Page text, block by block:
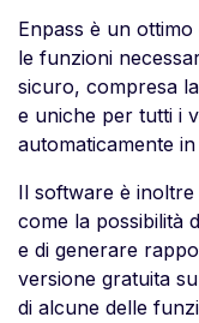
Enpass è un
le funzioni
sicuro, compresa
e uniche per tutti i
automaticamente
Il software è
come la possibilità
e di generare
versione gratuita
di alcune delle